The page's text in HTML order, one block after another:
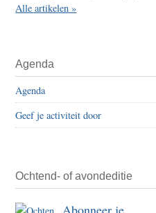
Alle artikelen »
Agenda
Agenda
Geef je activiteit door
Ochtend- of avondeditie
Abonneer je